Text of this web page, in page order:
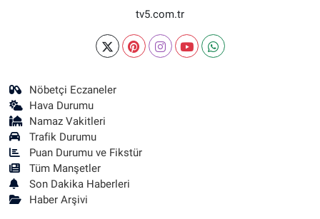
tv5.com.tr
Nöbetçi Eczaneler
Hava Durumu
Namaz Vakitleri
Trafik Durumu
Puan Durumu ve Fikstür
Tüm Manşetler
Son Dakika Haberleri
Haber Arşivi